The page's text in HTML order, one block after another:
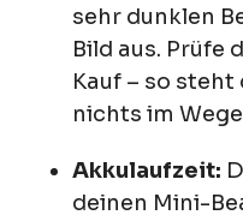
sehr dunklen
Bild aus. Prüfe
Kauf – so
nichts im
Akkulaufzeit:
deinen Mini-